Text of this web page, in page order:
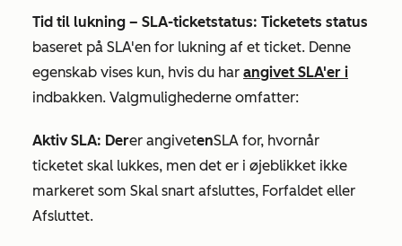
Tid til lukning – SLA-ticketstatus: Ticketets status
baseret på SLA'en for lukning af et ticket. Denne
egenskab vises kun, hvis du har angivet SLA'er i
indbakken. Valgmulighederne omfatter:
Aktiv SLA: Derer angivetenSLA for, hvornår
ticketet skal lukkes, men det er i øjeblikket ikke
markeret som Skal snart afsluttes, Forfaldet eller
Afsluttet.